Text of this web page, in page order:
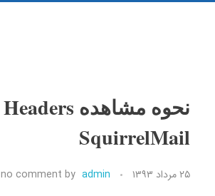
SquirrelMail
۲۵ مرداد ۱۳۹۳ by admin
no comment